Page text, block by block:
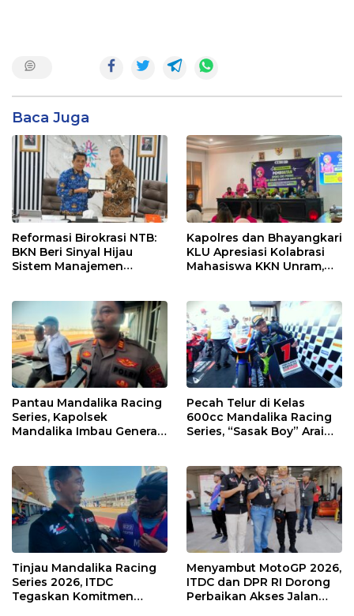
Baca Juga
Reformasi Birokrasi NTB:
BKN Beri Sinyal Hijau
Sistem Manajemen
Kapolres dan Bhayangkari
KLU Apresiasi Kolabrasi
Mahasiswa KKN Unram,
Pantau Mandalika Racing
Series, Kapolsek
Mandalika Imbau Generasi
Pecah Telur di Kelas
600cc Mandalika Racing
Series, “Sasak Boy” Arai
Tinjau Mandalika Racing
Series 2026, ITDC
Tegaskan Komitmen
Menyambut MotoGP 2026,
ITDC dan DPR RI Dorong
Perbaikan Akses Jalan